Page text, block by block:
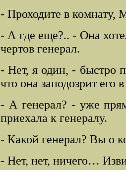
- Проходите в комнату,
- А где еще?.. - Она
чертов генерал.
- Нет, я один, - быстро
что она заподозрит его
- А генерал? - уже
приехала к генералу.
- Какой генерал? Вы о
- Нет, нет, ничего…